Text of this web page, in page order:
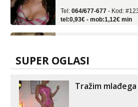
tel:0,93€ - mob:1,12€ min
tel:0,93€ - mob:1,12€ min
Kristina
Razgovaram :)
SUPER OGLASI
Tražim